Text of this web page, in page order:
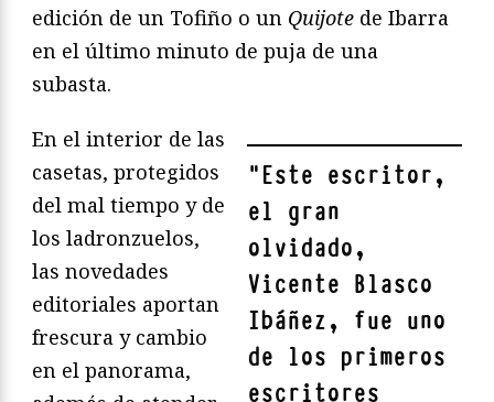
edición de un Tofiño o un Quijote de Ibarra
en el último minuto de puja de una
subasta.
"Este escritor,
el gran
olvidado,
Vicente Blasco
Ibáñez, fue uno
de los primeros
escritores
En el interior de las
casetas, protegidos
del mal tiempo y de
los ladronzuelos,
las novedades
editoriales aportan
frescura y cambio
en el panorama,